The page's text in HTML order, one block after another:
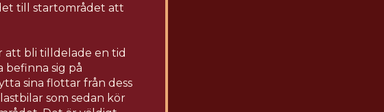
till startområdet att
att bli tilldelade en tid
befinna sig på
sina flottar från dess
som sedan kör